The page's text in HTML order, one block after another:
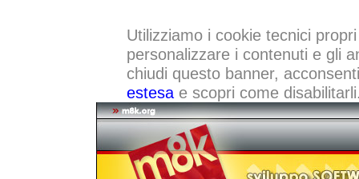
Utilizziamo i cookie tecnici
personalizzare i contenuti e gli
chiudi questo banner,
estesae scopri come